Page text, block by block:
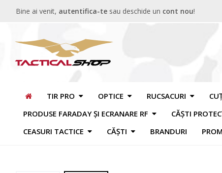
Bine ai venit, autentifica-te sau deschide un cont nou!
TIR PRO OPTICE RUCSACURI
PRODUSE FARADAY ȘI ECRANARE RF
CĂȘTI
CEASURI TACTICE
CĂȘTI BRANDURI